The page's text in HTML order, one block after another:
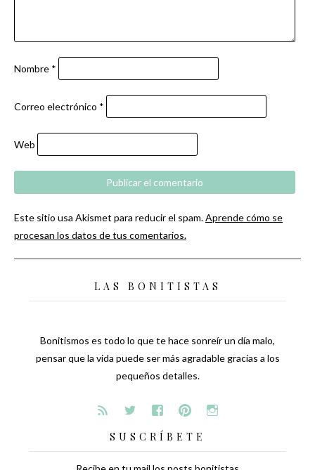
Nombre *
Correo electrónico *
Web
Este sitio usa Akismet para reducir el spam.Aprende cómo se
procesan los datos de tus comentarios.
LAS BONITISTAS
Bonitismos es todo lo que te hace sonreír un día malo,
pensar que la vida puede ser más agradable gracias a los
pequeños detalles.
SUSCRÍBETE